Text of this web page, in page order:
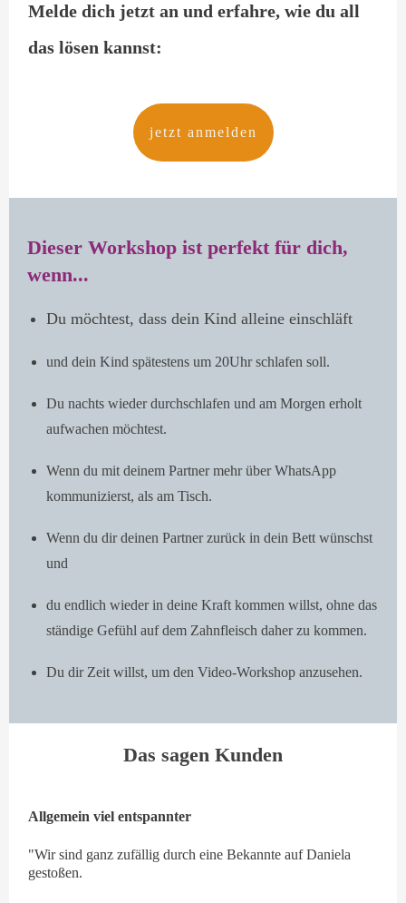
Melde dich jetzt an und erfahre, wie du all
das lösen kannst:
jetzt anmelden
Dieser Workshop ist perfekt für dich,
wenn...
Du möchtest, dass dein Kind alleine einschläft
und dein Kind spätestens um 20Uhr schlafen soll.
Du nachts wieder durchschlafen und am Morgen erholt
aufwachen möchtest.
Wenn du mit deinem Partner mehr über WhatsApp
kommunizierst, als am Tisch.
Wenn du dir deinen Partner zurück in dein Bett wünschst
und
du endlich wieder in deine Kraft kommen willst, ohne das
ständige Gefühl auf dem Zahnfleisch daher zu kommen.
Du dir Zeit willst, um den Video-Workshop anzusehen.
Das sagen Kunden
Allgemein viel entspannter
"Wir sind ganz zufällig durch eine Bekannte auf Daniela
gestoßen.